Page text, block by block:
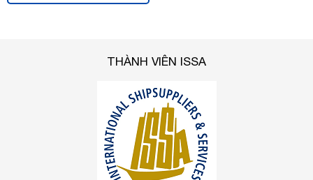
THÀNH VIÊN ISSA